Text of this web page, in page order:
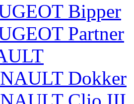
Bipper
Partner
Dokker